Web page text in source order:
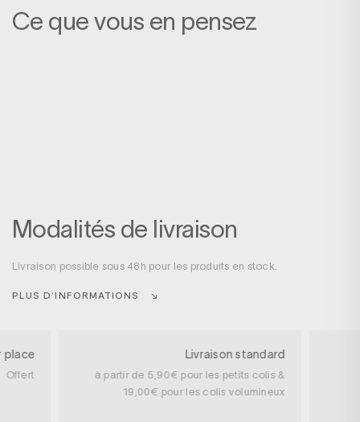
Ce que vous en pensez
Modalités de livraison
Livraison possible sous 48h pour les produits en stock.
PLUS D’INFORMATIONS
place
Offert
Livraison standard
à partir de 5,90€ pour les petits colis &
19,00€ pour les colis volumineux